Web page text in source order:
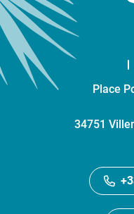
Place
34751